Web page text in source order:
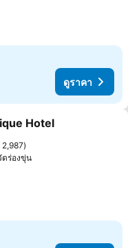
ดูราคา
ยการโปรด
Hotel
2,987
ดร่องขุ่น